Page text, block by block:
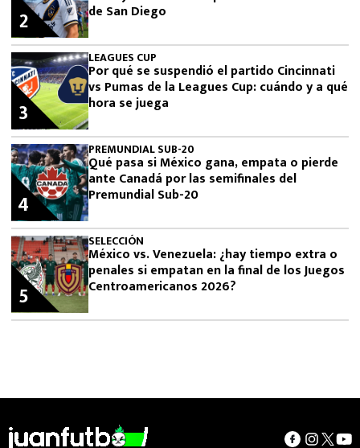
de San Diego
2
LEAGUES CUP
Por qué se suspendió el partido Cincinnati
vs Pumas de la Leagues Cup: cuándo y a qué
hora se juega
3
PREMUNDIAL SUB-20
Qué pasa si México gana, empata o pierde
ante Canadá por las semifinales del
Premundial Sub-20
4
SELECCIÓN
México vs. Venezuela: ¿hay tiempo extra o
penales si empatan en la final de los Juegos
Centroamericanos 2026?
5